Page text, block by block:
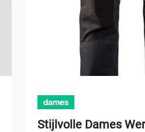
dames
Stijlvolle Dames